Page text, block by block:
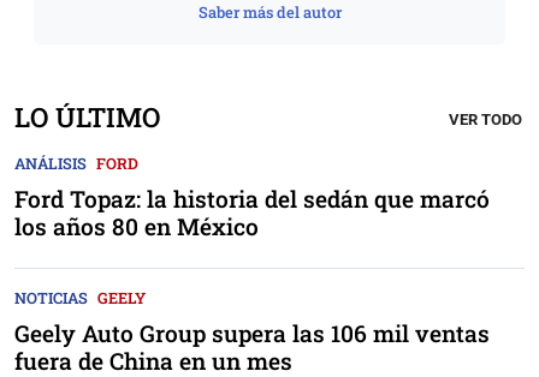
Saber más del autor
LO ÚLTIMO VER TODO
ANÁLISIS FORD
Ford Topaz: la historia del sedán que marcó
los años 80 en México
NOTICIAS GEELY
Geely Auto Group supera las 106 mil ventas
fuera de China en un mes